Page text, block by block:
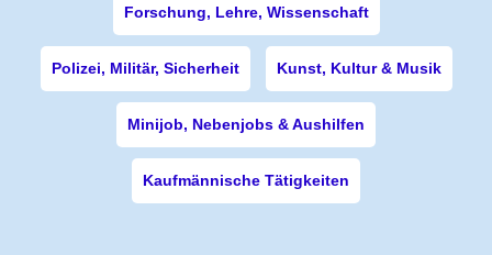
Forschung, Lehre, Wissenschaft
Polizei, Militär, Sicherheit Kunst, Kultur & Musik
Minijob, Nebenjobs & Aushilfen
Kaufmännische Tätigkeiten